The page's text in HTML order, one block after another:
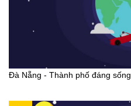
Đà Nẵng - Thành phố đáng sống